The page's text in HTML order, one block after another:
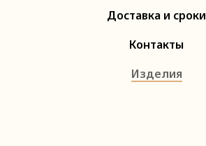
Доставка и сроки
Контакты
Изделия